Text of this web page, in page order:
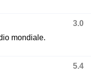
3.0
mondiale.
5.4